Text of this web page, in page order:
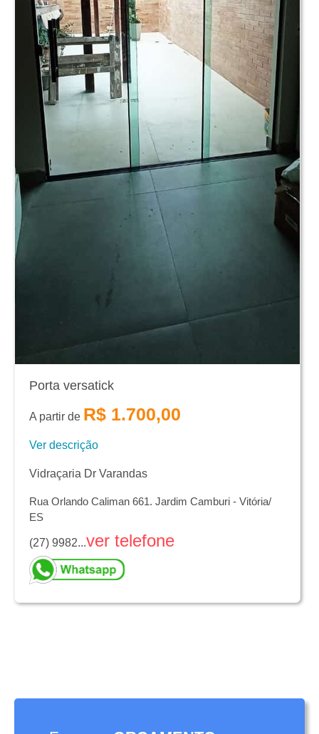
Porta versatick
A partir de R$ 1.700,00
Ver descrição
Vidraçaria Dr Varandas
Rua Orlando Caliman 661. Jardim Camburi - Vitória/
ES
(27) 9982...ver telefone